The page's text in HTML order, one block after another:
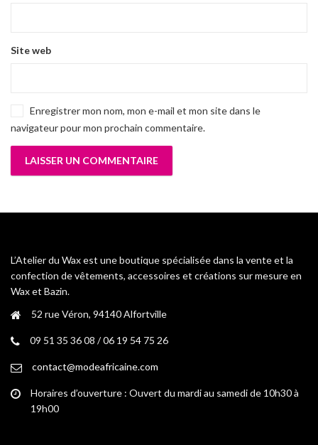
Site web
Enregistrer mon nom, mon e-mail et mon site dans le
navigateur pour mon prochain commentaire.
L’Atelier du Wax est une boutique spécialisée dans la vente et la
confection de vêtements, accessoires et créations sur mesure en
Wax et Bazin.
52 rue Véron, 94140 Alfortville
09 51 35 36 08 / 06 19 54 75 26
contact@modeafricaine.com
Horaires d’ouverture : Ouvert du mardi au samedi de 10h30 à
19h00